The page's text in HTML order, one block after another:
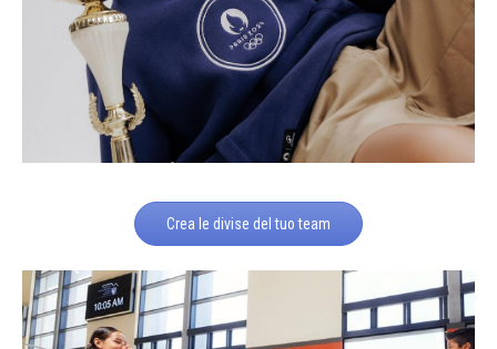
Crea le divise del tuo team